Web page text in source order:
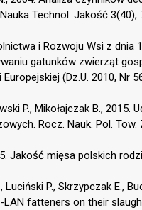
Technol. Jakość 3(40),
i Rozwoju Wsi z dnia
gatunków zwierząt
(Dz.U. 2010, Nr
P., Mikołajczak B.,
Rocz. Nauk. Pol. Tow.
Jakość mięsa polskich
Luciński P., Skrzypczak E.,
LAN fatteners on their